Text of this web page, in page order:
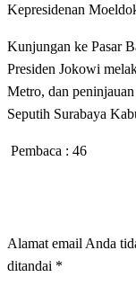
Kepresidenan
Kunjungan ke Pasar
Presiden Jokowi
Metro, dan
Seputih Surabaya
Pembaca : 46
Alamat email Anda
ditandai *